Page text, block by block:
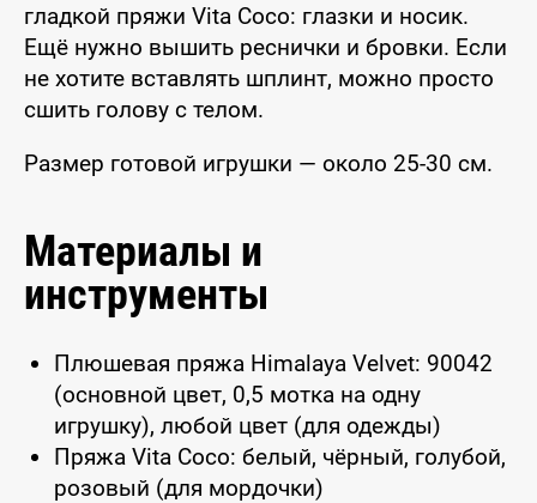
гладкой пряжи Vita Coco: глазки и носик.
Ещё нужно вышить реснички и бровки. Если
не хотите вставлять шплинт, можно просто
сшить голову с телом.
Размер готовой игрушки — около 25-30 см.
Материалы и
инструменты
Плюшевая пряжа Himalaya Velvet: 90042
(основной цвет, 0,5 мотка на одну
игрушку), любой цвет (для одежды)
Пряжа Vita Coco: белый, чёрный, голубой,
розовый (для мордочки)